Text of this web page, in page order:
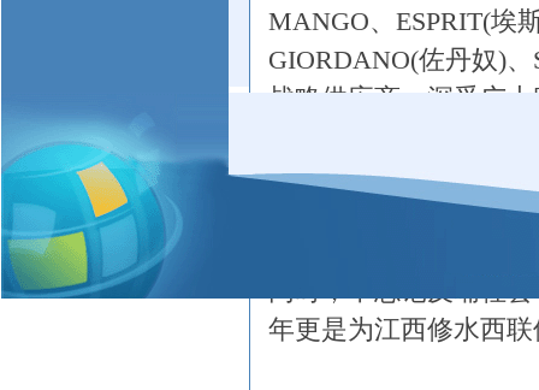
MANGO、ESPRIT(埃
GIORDANO(佐丹奴)
战略供应商，深受广
念，在成长中不断挑
现两位数增长，有力
同时，不忘记反哺社
年更是为江西修水西